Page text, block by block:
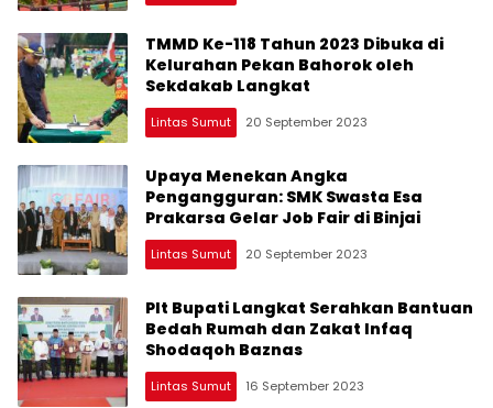
TMMD Ke-118 Tahun 2023 Dibuka di
Kelurahan Pekan Bahorok oleh
Sekdakab Langkat
Lintas Sumut 20 September 2023
Upaya Menekan Angka
Pengangguran: SMK Swasta Esa
Prakarsa Gelar Job Fair di Binjai
Lintas Sumut 20 September 2023
Plt Bupati Langkat Serahkan Bantuan
Bedah Rumah dan Zakat Infaq
Shodaqoh Baznas
Lintas Sumut 16 September 2023